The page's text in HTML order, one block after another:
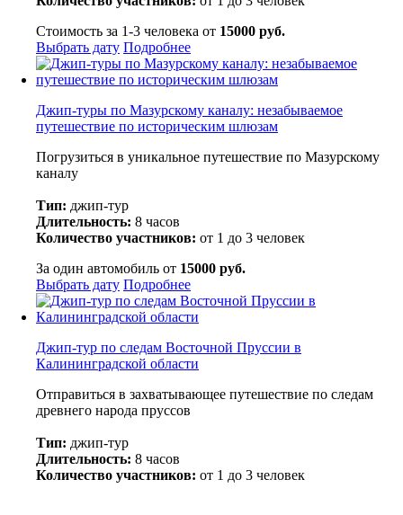
Стоимость за 1-3 человека от 15000 руб.
Выбрать дату Подробнее
Джип-туры по Мазурскому каналу: незабываемое
путешествие по историческим шлюзам
Погрузиться в уникальное путешествие по Мазурскому
каналу
Тип: джип-тур
Длительность: 8 часов
Количество участников: от 1 до 3 человек
За один автомобиль от 15000 руб.
Выбрать дату Подробнее
Джип-тур по следам Восточной Пруссии в
Калининградской области
Отправиться в захватывающее путешествие по следам
древнего народа пруссов
Тип: джип-тур
Длительность: 8 часов
Количество участников: от 1 до 3 человек